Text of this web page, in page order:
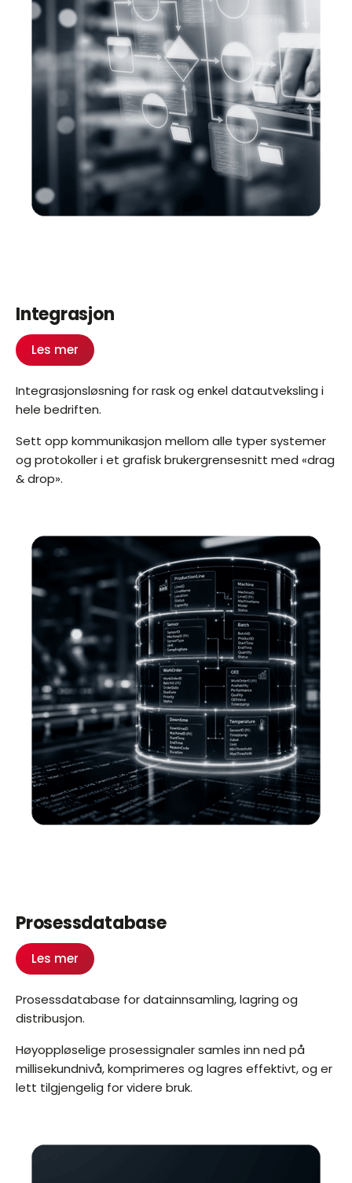
Integrasjon
Les mer
Integrasjonsløsning for rask og enkel datautveksling i
hele bedriften.
Sett opp kommunikasjon mellom alle typer systemer
og protokoller i et grafisk brukergrensesnitt med «drag
& drop».
Prosessdatabase
Les mer
Prosessdatabase for datainnsamling, lagring og
distribusjon.
Høyoppløselige prosessignaler samles inn ned på
millisekundnivå, komprimeres og lagres effektivt, og er
lett tilgjengelig for videre bruk.